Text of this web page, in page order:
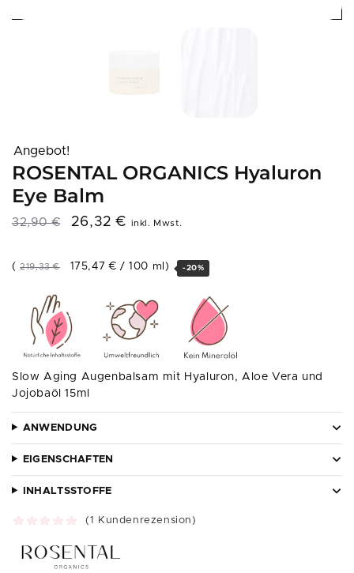
Angebot!
ROSENTAL ORGANICS Hyaluron
Eye Balm
32,90€ 26,32€ inkl. Mwst.
-20%
(219,33€ 175,47€ /100 ml )
Slow Aging Augenbalsam mit Hyaluron, Aloe Vera und
Jojobaöl 15ml
ANWENDUNG
EIGENSCHAFTEN
INHALTSSTOFFE
(1 Kundenrezension)